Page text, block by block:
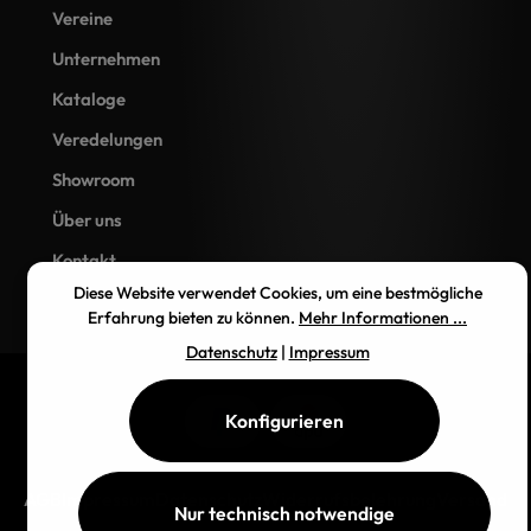
Vereine
Unternehmen
Kataloge
Veredelungen
Showroom
Über uns
Kontakt
AGB Impressum Versand
Diese Website verwendet Cookies, um eine bestmögliche
Erfahrung bieten zu können. Mehr Informationen ...
Datenschutz| Impressum
Nur technisch notwendige
Konfigurieren